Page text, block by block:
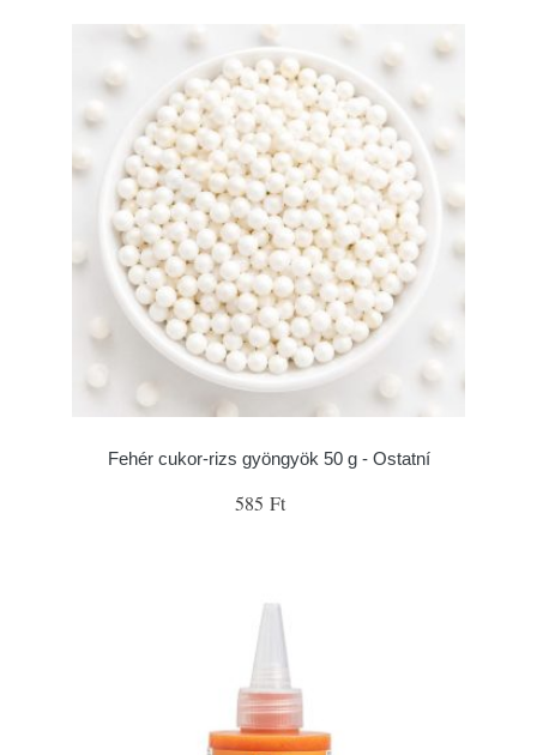
Fehér cukor-rizs gyöngyök 50 g - Ostatní
585 Ft